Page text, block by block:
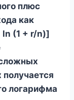
плюс
как
ln (1 + r/n)]
логарифма